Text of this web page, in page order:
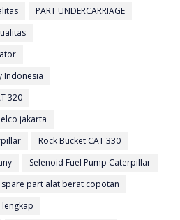
PART UNDERCARRIAGE
Indonesia
320
jakarta
Rock Bucket CAT 330
Selenoid Fuel Pump Caterpillar
spare part alat berat copotan